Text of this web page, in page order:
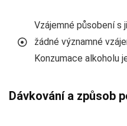
Vzájemné působení s
žádné významné
Konzumace alkoholu
Dávkování a způsob